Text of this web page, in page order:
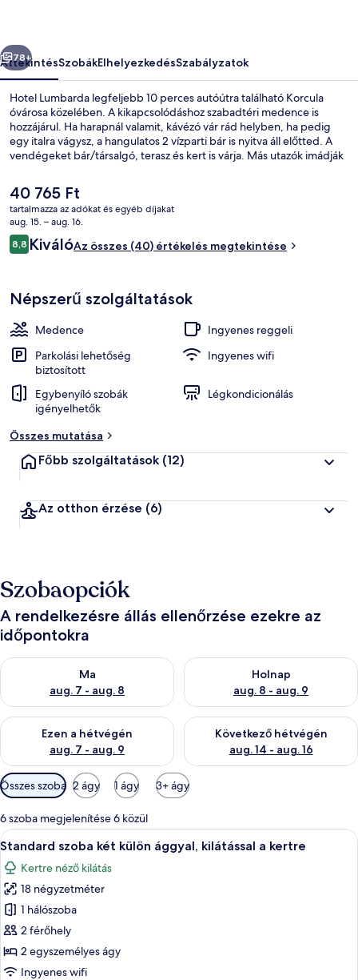
Következő
78+
ÁttekintésSzobákElhelyezkedésSzabályzatok
Hotel Lumbarda legfeljebb 10 perces autóútra található Korcula
óvárosa közelében. A kikapcsolódáshoz szabadtéri medence is
hozzájárul. Ha harapnál valamit, kávézó vár rád helyben, ha pedig
egy italra vágysz, a hangulatos 2 vízparti bár is nyitva áll előtted. A
vendégeket bár/társalgó, terasz és kert is várja. Más utazók imádják
A
jelenlegi
ár
40 765 Ft
40 765 Ft
tartalmazza az adókat és egyéb díjakat
aug. 15. – aug. 16.
Értékelések
8,88,8 ennyiből: 10
KiválóAz összes (40) értékelés megtekintése
Népszerű szolgáltatások
Medence
Ingyenes reggeli
Parkolási lehetőség
biztosított
Ingyenes wifi
Egybenyíló szobák
igényelhetők
Légkondicionálás
Összes mutatása
Főbb szolgáltatások (12)
Az otthon érzése (6)
Szobaopciók
A rendelkezésre állás ellenőrzése ezekre az
időpontokra
Ma
aug. 7 - aug. 8
A ma esti rendelkezésre állás ellenőrzése: aug. 7 - aug. 8
Holnap
aug. 8 - aug. 9
A holnapi rendelkezésre állás
Ezen a hétvégén
aug. 7 - aug. 9
A mostani hétvégi rendelkezésre állás ellenőrzése: aug. 7 -
Következő hétvégén
aug. 14 - aug. 16
A következő hétvégi
Szobákhoz
rendelkezésre
álló
szűrők
Összes szoba 2 ágy 1 ágy 3+ ágy
6 szoba megjelenítése 6 közül
A
következő
szoba
összes
képének
megtekintése:
Standard
szoba
Standard szoba két külön ággyal,
5
Standard szoba két külön ággyal, kilátással a kertre
Kertre néző kilátás
18 négyzetméter
1 hálószoba
2 férőhely
2 egyszemélyes ágy
Ingyenes wifi